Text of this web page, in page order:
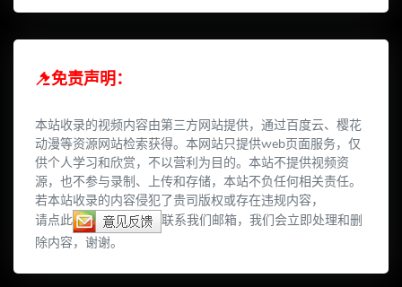
免责声明：
本站收录的视频内容由第三方网站提供，通过百度云、樱花
动漫等资源网站检索获得。本网站只提供web页面服务，仅
供个人学习和欣赏，不以营利为目的。本站不提供视频资
源，也不参与录制、上传和存储，本站不负任何相关责任。
若本站收录的内容侵犯了贵司版权或存在违规内容，
请点此
联系我们邮箱，我们会立即处理和删
除内容，谢谢。